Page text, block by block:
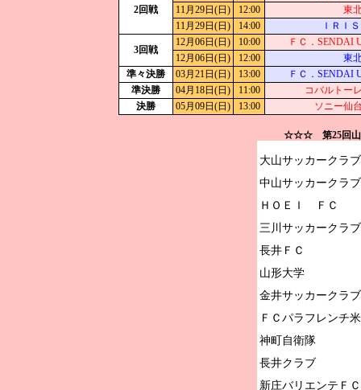
2回戦
11月29日(日)
12:00
東
11月29日(日)
14:00 ＩＲＩ
3回戦
12月06日(日) 10:00
ＦＣ．SENDAI
12月06日(日)
12:00
東
準々決勝
03月21日(日) 13:00
ＦＣ．SENDAI
準決勝
04月18日(日) 11:00
コバルトー
決勝
05月09日(日) 13:00 ソニー仙
☆☆☆ 第25回山
大山サッカークラブ
中山サッカークラブ
ＨＯＥＩ　ＦＣ
三川サッカークラブ
長井ＦＣ
山形大学
金井サッカークラブ
ＦＣパラフレンチ
神町自衛隊
長井クラブ
新庄バリエンテＦＣ